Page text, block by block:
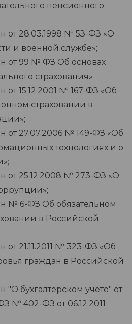
пенсионного
от 28.03.1998 № 5З-ФЗ «О
и военной службе»;
от 99 № ФЗ Об основах
страхования»
15.12.2001 № 167-ФЗ «Об
страховании в
от 27.07.2006 № 149-ФЗ «Об
технологиях и о
от 25.12.2008 № 273-ФЗ «О
№ 6-ФЗ Об обязательном
в Российской
21.11.2011 № 323-ФЗ «Об
граждан в Российской
бухгалтерском учете" от
№ 402-ФЗ от 06.12.2011